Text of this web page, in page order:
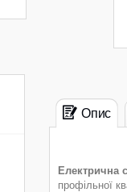
Опис
Електрична
профільної